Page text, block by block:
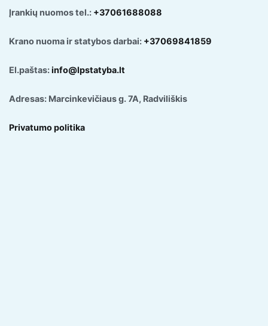
Įrankių nuomos tel.: +37061688088
Krano nuoma ir statybos darbai: +37069841859
El.paštas:info@lpstatyba.lt
Adresas: Marcinkevičiaus g. 7A, Radviliškis
Privatumo politika